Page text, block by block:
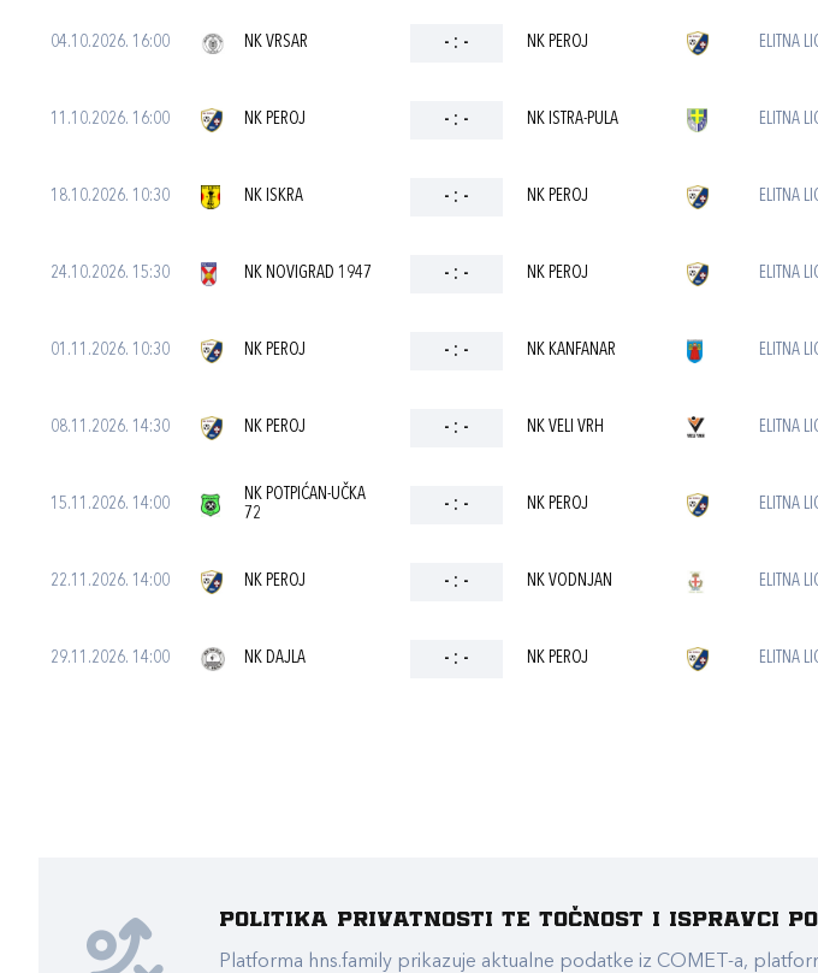
04.10.2026. 16:00 NK VRSAR - : - NK PEROJ ELITNA
11.10.2026. 16:00 NK PEROJ - : - NK ISTRA-PULA ELITNA
18.10.2026. 10:30 NK ISKRA - : - NK PEROJ ELITNA
24.10.2026. 15:30 NK NOVIGRAD 1947 - : - NK PEROJ ELITNA
01.11.2026. 10:30 NK PEROJ - : - NK KANFANAR ELITNA
08.11.2026. 14:30 NK PEROJ - : - NK VELI VRH ELITNA
15.11.2026. 14:00
NK POTPIĆAN-UČKA
72
- : - NK PEROJ ELITNA
22.11.2026. 14:00 NK PEROJ - : - NK VODNJAN ELITNA
29.11.2026. 14:00 NK DAJLA - : - NK PEROJ ELITNA
Politika privatnosti te točnost i ispravci
Platforma hns.family prikazuje aktualne podatke iz COMET-a,